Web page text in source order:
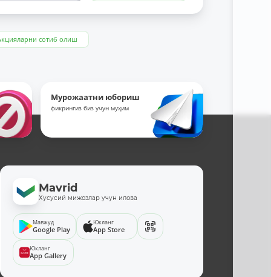
сотиб олиш
Мурожаатни юбориш
фикрингиз биз учун муҳим
Mavrid
Хусусий мижозлар учун илова
Мавжуд
Google Play
Юкланг
App Store
Юкланг
App Gallery